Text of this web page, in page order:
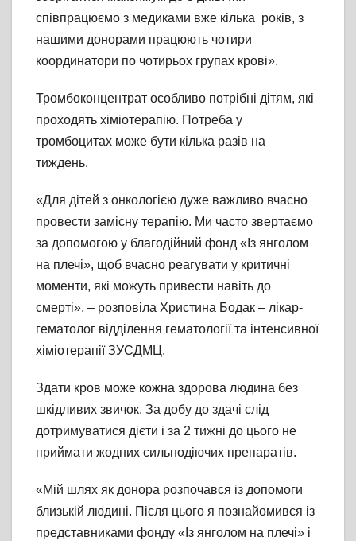
співпрацюємо з медиками вже кілька років, з
нашими донорами працюють чотири
координатори по чотирьох групах крові».
Тромбоконцентрат особливо потрібні дітям, які
проходять хіміотерапію. Потреба у
тромбоцитах може бути кілька разів на
тиждень.
«Для дітей з онкологією дуже важливо вчасно
провести замісну терапію. Ми часто звертаємо
за допомогою у благодійний фонд «Із янголом
на плечі», щоб вчасно реагувати у критичні
моменти, які можуть привести навіть до
смерті», – розповіла Христина Бодак – лікар-
гематолог відділення гематології та інтенсивної
хіміотерапії ЗУСДМЦ.
Здати кров може кожна здорова людина без
шкідливих звичок. За добу до здачі слід
дотримуватися дієти і за 2 тижні до цього не
приймати жодних сильнодіючих препаратів.
«Мій шлях як донора розпочався із допомоги
близькій людині. Після цього я познайомився із
представниками фонду «Із янголом на плечі» і